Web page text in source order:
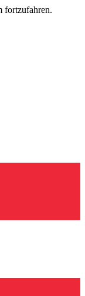
fortzufahren.